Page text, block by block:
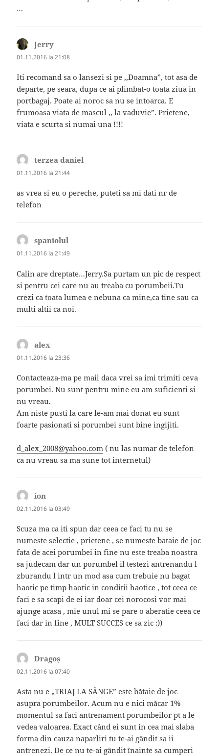
…
Jerry
01.11.2016 la 21:08
Iti recomand sa o lansezi si pe ,,Doamna”, tot asa de
departe, pe seara, dupa ce ai plimbat-o toata ziua in
portbagaj. Poate ai noroc sa nu se intoarca. E
frumoasa viata de mascul ,, la vaduvie”. Prietene,
viata e scurta si numai una !!!!
terzea daniel
01.11.2016 la 21:44
as vrea si eu o pereche, puteti sa mi dati nr de
telefon
spaniolul
01.11.2016 la 21:49
Calin are dreptate…Jerry.Sa purtam un pic de respect
si pentru cei care nu au treaba cu porumbeii.Tu
crezi ca toata lumea e nebuna ca mine,ca tine sau ca
multi altii ca noi.
alex
01.11.2016 la 23:36
Contacteaza-ma pe mail daca vrei sa imi trimiti ceva
porumbei. Nu sunt pentru mine eu am suficienti si
nu vreau.
Am niste pusti la care le-am mai donat eu sunt
foarte pasionati si porumbei sunt bine ingijiti.
d_alex_2008@yahoo.com ( nu las numar de telefon
ca nu vreau sa ma sune tot internetul)
ion
02.11.2016 la 03:49
Scuza ma ca iti spun dar ceea ce faci tu nu se
numeste selectie , prietene , se numeste bataie de joc
fata de acei porumbei in fine nu este treaba noastra
sa judecam dar un porumbel il testezi antrenandu l
zburandu l intr un mod asa cum trebuie nu bagat
haotic pe timp haotic in conditii haotice , tot ceea ce
faci e sa scapi de ei iar doar cei norocosi vor mai
ajunge acasa , mie unul mi se pare o aberatie ceea ce
faci dar in fine , MULT SUCCES ce sa zic :))
Dragoș
02.11.2016 la 07:40
Asta nu e „TRIAJ LA SÂNGE” este bătaie de joc
asupra porumbeilor. Acum nu e nici măcar 1%
momentul sa faci antrenament porumbeilor pt a le
vedea valoarea. Exact când ei sunt în cea mai slaba
forma din cauza naparliri tu te-ai gândit sa ii
antrenezi. De ce nu te-ai gândit înainte sa cumperi